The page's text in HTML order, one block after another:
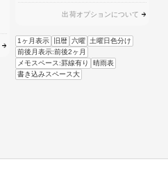
出荷オプションについて
1ヶ月表示 旧暦 六曜 土曜日色分け
前後月表示:前後2ヶ月
メモスペース:罫線有り
晴雨表
書き込みスペース大